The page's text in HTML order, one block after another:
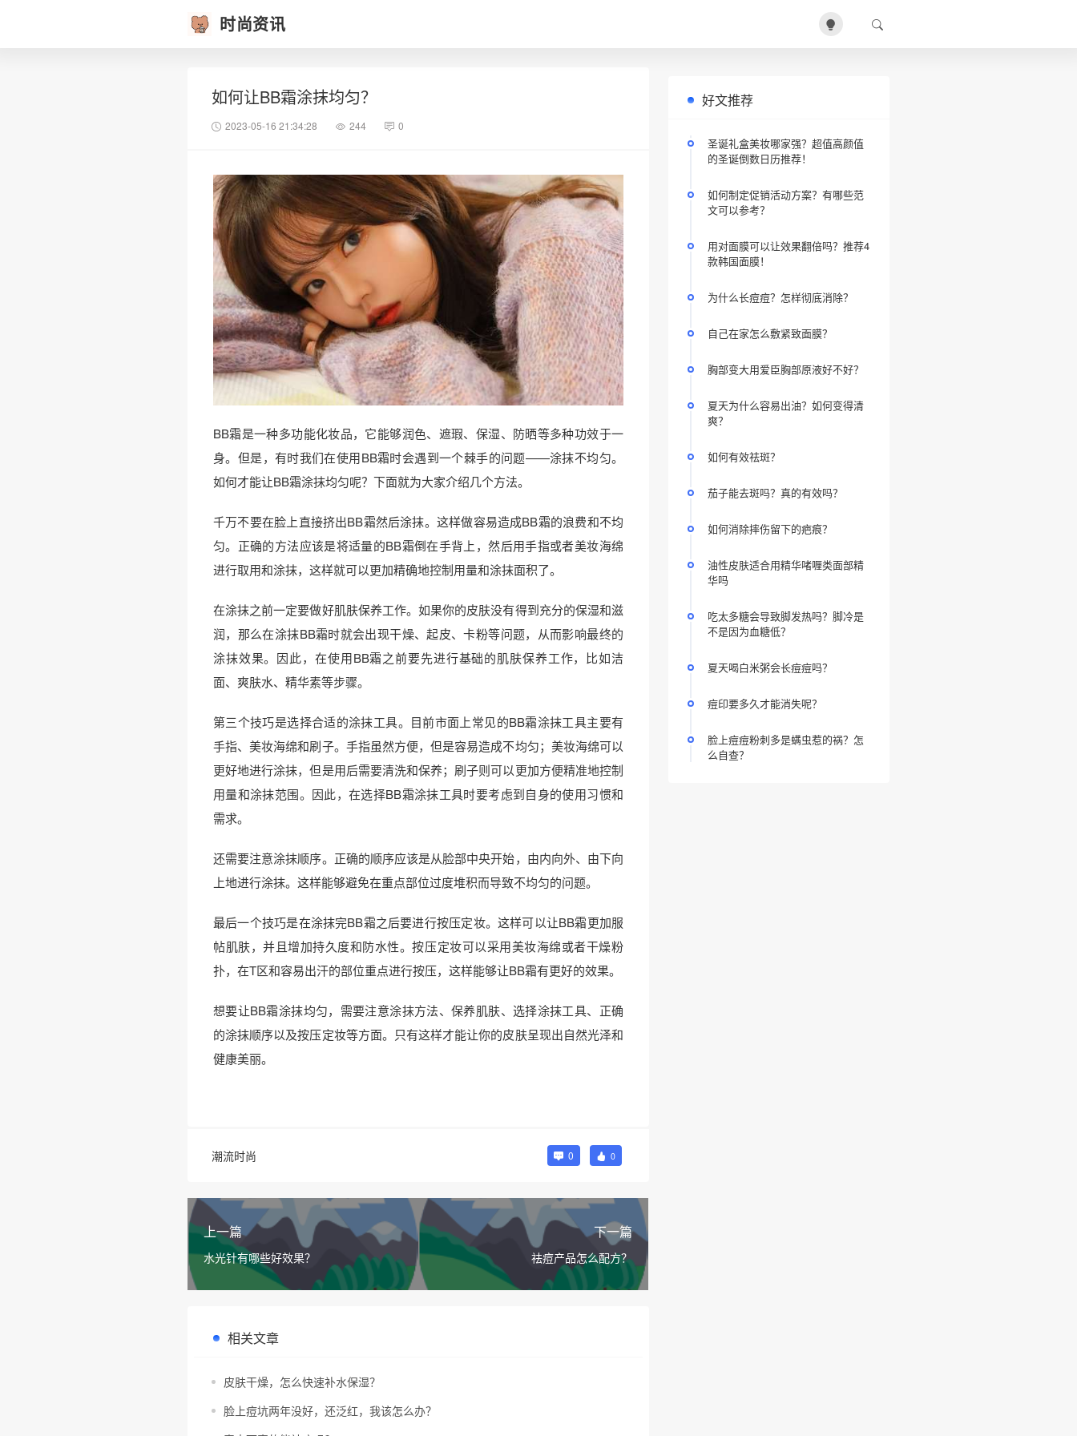
时尚资讯
如何让BB霜涂抹均匀？
2023-05-16 21:34:28 244 0
BB霜是一种多功能化妆品，它能够润色、遮瑕、保湿、防晒等多种功效于一
身。但是，有时我们在使用BB霜时会遇到一个棘手的问题——涂抹不均匀。
如何才能让BB霜涂抹均匀呢？下面就为大家介绍几个方法。
千万不要在脸上直接挤出BB霜然后涂抹。这样做容易造成BB霜的浪费和不均
匀。正确的方法应该是将适量的BB霜倒在手背上，然后用手指或者美妆海绵
进行取用和涂抹，这样就可以更加精确地控制用量和涂抹面积了。
在涂抹之前一定要做好肌肤保养工作。如果你的皮肤没有得到充分的保湿和滋
润，那么在涂抹BB霜时就会出现干燥、起皮、卡粉等问题，从而影响最终的
涂抹效果。因此，在使用BB霜之前要先进行基础的肌肤保养工作，比如洁
面、爽肤水、精华素等步骤。
第三个技巧是选择合适的涂抹工具。目前市面上常见的BB霜涂抹工具主要有
手指、美妆海绵和刷子。手指虽然方便，但是容易造成不均匀；美妆海绵可以
更好地进行涂抹，但是用后需要清洗和保养；刷子则可以更加方便精准地控制
用量和涂抹范围。因此，在选择BB霜涂抹工具时要考虑到自身的使用习惯和
需求。
还需要注意涂抹顺序。正确的顺序应该是从脸部中央开始，由内向外、由下向
上地进行涂抹。这样能够避免在重点部位过度堆积而导致不均匀的问题。
最后一个技巧是在涂抹完BB霜之后要进行按压定妆。这样可以让BB霜更加服
帖肌肤，并且增加持久度和防水性。按压定妆可以采用美妆海绵或者干燥粉
扑，在T区和容易出汗的部位重点进行按压，这样能够让BB霜有更好的效果。
想要让BB霜涂抹均匀，需要注意涂抹方法、保养肌肤、选择涂抹工具、正确
的涂抹顺序以及按压定妆等方面。只有这样才能让你的皮肤呈现出自然光泽和
健康美丽。
潮流时尚 0 0
上一篇
水光针有哪些好效果？
下一篇
祛痘产品怎么配方？
相关文章
皮肤干燥，怎么快速补水保湿？
脸上痘坑两年没好，还泛红，我该怎么办？
好文推荐
圣诞礼盒美妆哪家强？超值高颜值
的圣诞倒数日历推荐！
如何制定促销活动方案？有哪些范
文可以参考？
用对面膜可以让效果翻倍吗？推荐4
款韩国面膜！
为什么长痘痘？怎样彻底消除？
自己在家怎么敷紧致面膜？
胸部变大用爱臣胸部原液好不好？
夏天为什么容易出油？如何变得清
爽？
如何有效祛斑？
茄子能去斑吗？真的有效吗？
如何消除摔伤留下的疤痕？
油性皮肤适合用精华啫喱类面部精
华吗
吃太多糖会导致脚发热吗？脚冷是
不是因为血糖低？
夏天喝白米粥会长痘痘吗？
痘印要多久才能消失呢？
脸上痘痘粉刺多是螨虫惹的祸？怎
么自查？